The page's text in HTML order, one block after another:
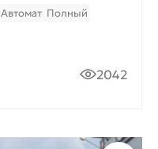
Автомат Полный
2042